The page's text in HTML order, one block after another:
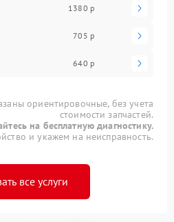
1380 р
705 р
640 р
ориентировочные, без учета
стоимости запчастей.
на бесплатную диагностику.
и укажем на неисправность.
все услуги